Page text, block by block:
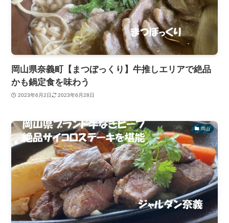
岡山県奈義町【まつぼっくり】牛推しエリアで絶品
かも鍋定食を味わう
2023年6月2日 2023年6月28日
岡山